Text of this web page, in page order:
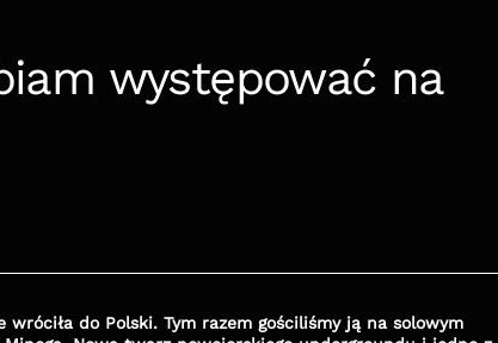
występować na
do Polski. Tym razem gościliśmy ją na solowym